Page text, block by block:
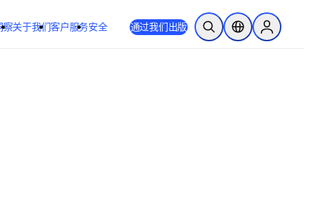
察关于我们客户服务安全 通过我们出版 开放搜索位置选择器Sign in to